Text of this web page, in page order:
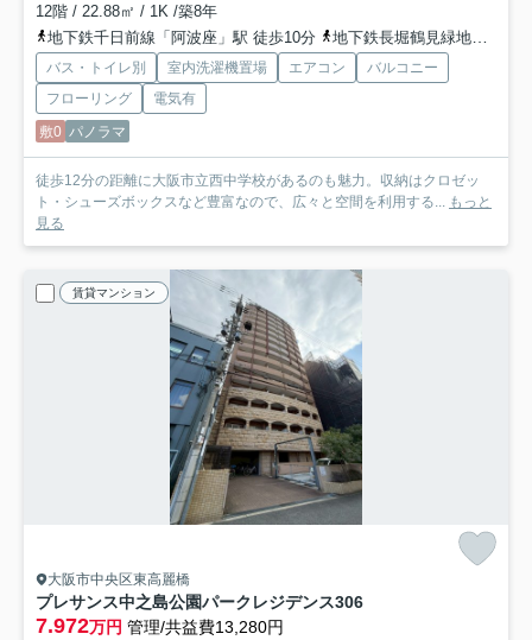
12階 / 22.88㎡ / 1K /築8年
地下鉄千日前線「阿波座」駅 徒歩10分
地下鉄長堀鶴見緑地「西長堀」駅 徒歩11分
バス・トイレ別 室内洗濯機置場 エアコン
バルコニー
フローリング
電気有
敷0 パノラマ
徒歩12分の距離に大阪市立西中学校があるのも魅力。収納はクロゼッ
ト・シューズボックスなど豊富なので、広々と空間を利用する... もっと
見る
賃貸マンション
大阪市中央区東高麗橋
プレサンス中之島公園パークレジデンス306
7.972万円 管理/共益費13,280円